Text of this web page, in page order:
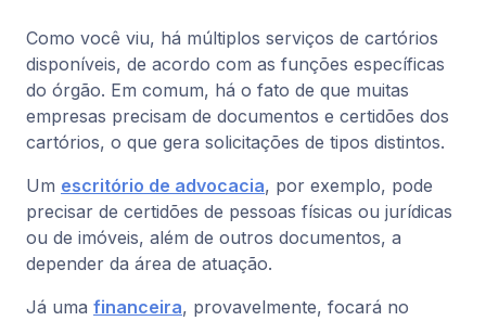
Como você viu, há múltiplos serviços de cartórios
disponíveis, de acordo com as funções específicas
do órgão. Em comum, há o fato de que muitas
empresas precisam de documentos e certidões dos
cartórios, o que gera solicitações de tipos distintos.
Um escritório de advocacia, por exemplo, pode
precisar de certidões de pessoas físicas ou jurídicas
ou de imóveis, além de outros documentos, a
depender da área de atuação.
Já uma financeira, provavelmente, focará no